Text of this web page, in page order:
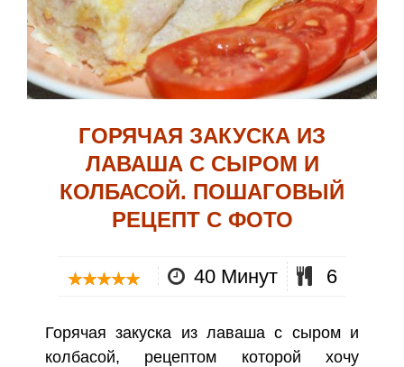
ГОРЯЧАЯ ЗАКУСКА ИЗ
ЛАВАША С СЫРОМ И
КОЛБАСОЙ. ПОШАГОВЫЙ
РЕЦЕПТ С ФОТО
40 Минут 6
Горячая закуска из лаваша с сыром и
колбасой, рецептом которой хочу